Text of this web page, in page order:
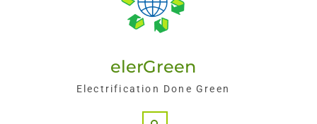
elerGreen
Electrification Done Green